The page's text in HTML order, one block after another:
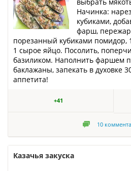
Начинка:
кубиками,
фарш,
порезанный кубиками помидор,
1 сырое яйцо. Посолить,
базиликом. Наполнить фаршем
баклажаны, запекать в духовке
аппетита!
+41
10
Казачья закуска